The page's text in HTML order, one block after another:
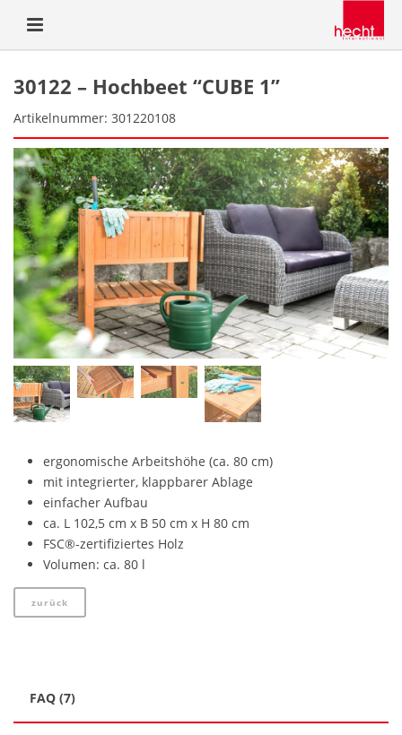
30122 – Hochbeet “CUBE 1”
Artikelnummer: 301220108
ergonomische Arbeitshöhe (ca. 80 cm)
mit integrierter, klappbarer Ablage
einfacher Aufbau
ca. L 102,5 cm x B 50 cm x H 80 cm
FSC®-zertifiziertes Holz
Volumen: ca. 80 l
zurück
FAQ (7)